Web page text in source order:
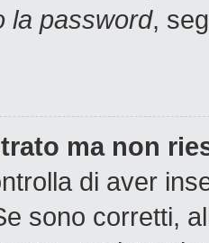
la password,
ma non
di aver
sono corretti,